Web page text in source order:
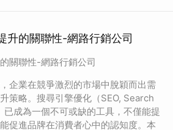
升的關聯性-網路行銷公司
關聯性-網路行銷公司
企業在競爭激烈的市場中脫穎而出需
策略。搜尋引擎優化（SEO, Search
成為一個不可或缺的工具，不僅能提
促進品牌在消費者心中的認知度。本